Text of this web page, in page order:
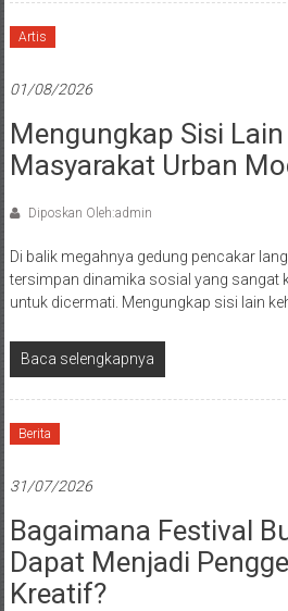
Artis
01/08/2026
Mengungkap Sisi
Masyarakat Urban
Diposkan Oleh:admin
Di balik megahnya gedung pencakar
tersimpan dinamika sosial yang sangat
untuk dicermati. Mengungkap sisi lain
Baca selengkapnya
Berita
31/07/2026
Bagaimana Festival
Dapat Menjadi
Kreatif?